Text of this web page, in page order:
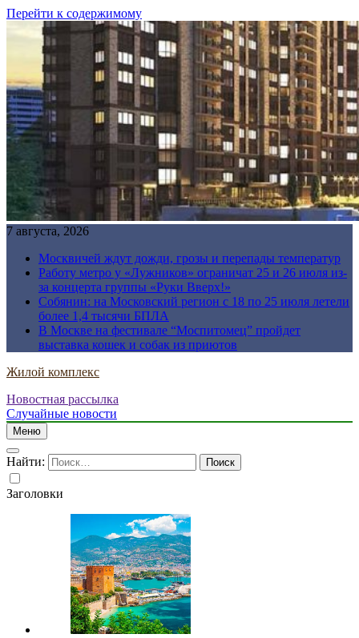
Перейти к содержимому
7 августа, 2026
Москвичей ждут дожди, грозы и перепады температур
Работу метро у «Лужников» ограничат 25 и 26 июля из-
за концерта группы «Руки Вверх!»
Собянин: на Московский регион с 18 по 25 июля летели
более 1,4 тысячи БПЛА
В Москве на фестивале “Моспитомец” пройдет
выставка кошек и собак из приютов
Жилой комплекс
Новостная рассылка
Случайные новости
Меню
Найти:
Заголовки